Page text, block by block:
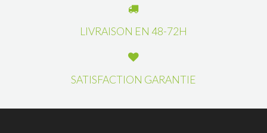
LIVRAISON EN 48-72H
SATISFACTION GARANTIE